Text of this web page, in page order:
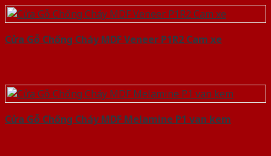
Cửa Gỗ Chống Cháy MDF Veneer P1R2 Cam xe
Cửa Gỗ Chống Cháy MDF Melamine P1 van kem